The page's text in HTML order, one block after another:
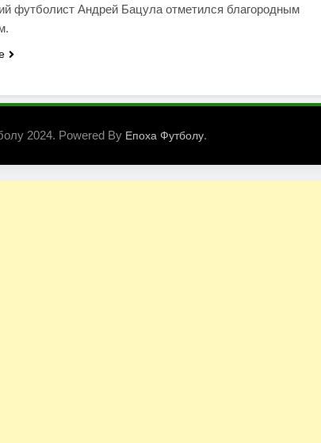
футболист Андрей Бацула отметился благородным
2024. Powered By Епоха Футболу.